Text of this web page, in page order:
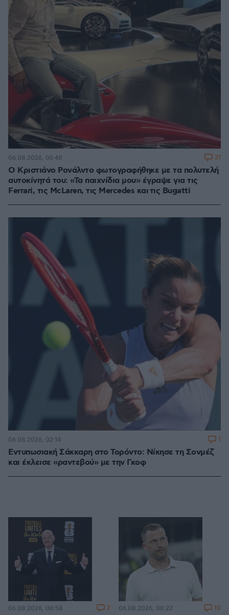
Ο Κριστιάνο Ρονάλντο φωτογραφήθηκε με τα πολυτελή
αυτοκίνητά του: «Τα παιχνίδια μου» έγραψε για τις
Ferrari, τις McLaren, τις Mercedes και τις Bugatti
06.08.2026, 06:48 21
Εντυπωσιακή Σάκκαρη στο Τορόντο: Νίκησε τη Σονμέζ
και έκλεισε «ραντεβού» με την Γκοφ
06.08.2026, 02:14 1
06.08.2026, 00:58 2 06.08.2026, 00:22 10